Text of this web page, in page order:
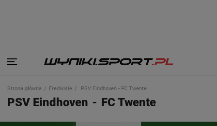
Strona główna Eredivisie PSV Eindhoven - FC Twente
PSV Eindhoven - FC Twente